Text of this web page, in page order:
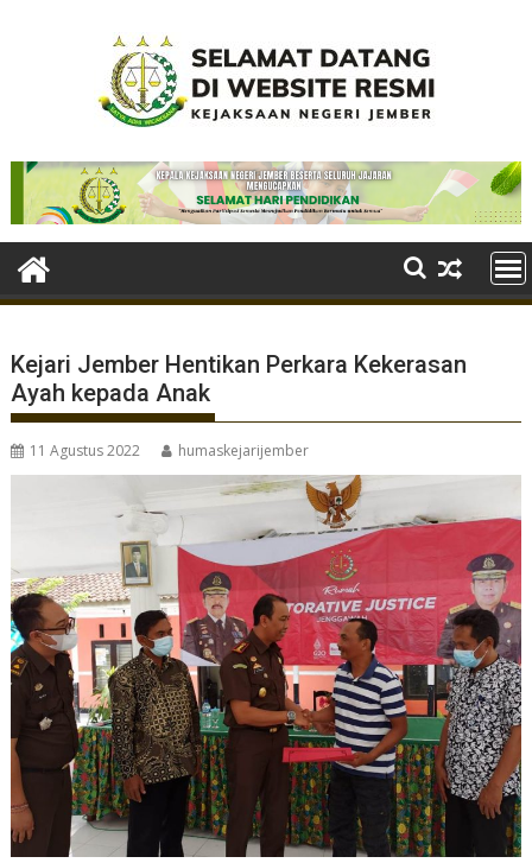
Kejari Jember Hentikan Perkara Kekerasan
Ayah kepada Anak
11 Agustus 2022 humaskejarijember